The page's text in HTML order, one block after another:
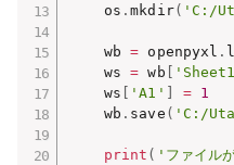
    os
.mkdir( 'C:/
    wb
= openpyxl .
    ws
= wb
    ws
'A1' =
1
    wb
. save ( 'C:/
print ( 'ファイル